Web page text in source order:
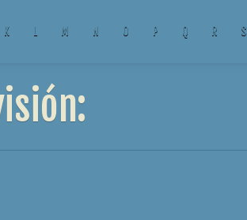
K L M N O P Q R S